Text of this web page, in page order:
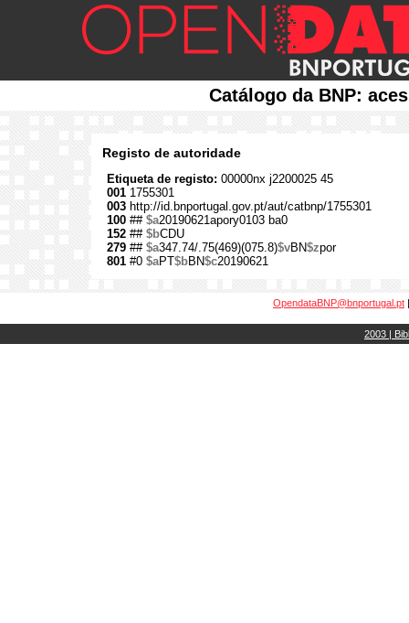
Catálogo da BNP:
Registo de autoridade
Etiqueta de registo: 00000nx j2200025 45
001 1755301
003 http://id.bnportugal.gov.pt/aut/catbnp/1755301
100 ## $a20190621apory0103 ba0
152 ## $bCDU
279 ## $a347.74/.75(469)(075.8)$vBN$zpor
801 #0 $aPT$bBN$c20190621
OpendataBNP@bnportugal.pt
2003 |